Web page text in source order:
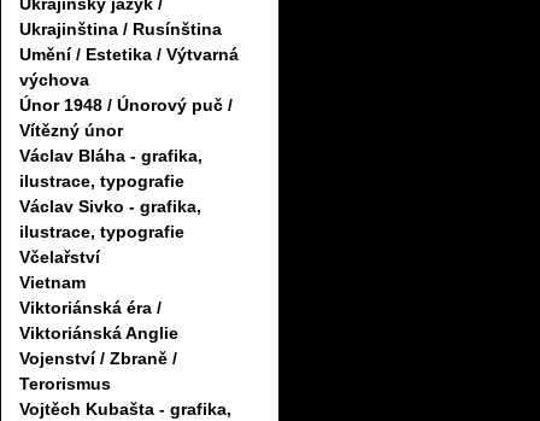
Ukrajinština / Rusínština
Umění / Estetika / Výtvarná
výchova
Únor 1948 / Únorový puč /
Vítězný únor
Václav Bláha - grafika,
ilustrace, typografie
Václav Sivko - grafika,
ilustrace, typografie
Včelařství
Vietnam
Viktoriánská éra /
Viktoriánská Anglie
Vojenství / Zbraně /
Terorismus
Vojtěch Kubašta - grafika,